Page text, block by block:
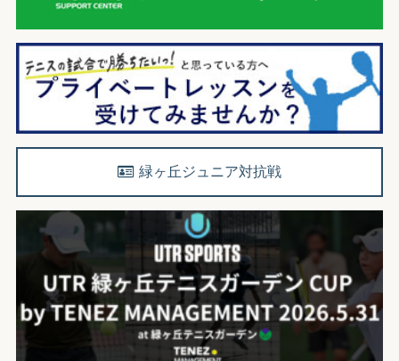
緑ヶ丘ジュニア対抗戦